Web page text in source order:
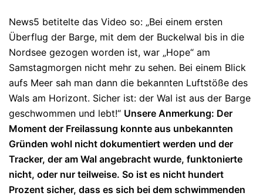
News5 betitelte das Video so: „Bei einem ersten
Überflug der Barge, mit dem der Buckelwal bis in die
Nordsee gezogen worden ist, war „Hope“ am
Samstagmorgen nicht mehr zu sehen. Bei einem Blick
aufs Meer sah man dann die bekannten Luftstöße des
Wals am Horizont. Sicher ist: der Wal ist aus der Barge
geschwommen und lebt!“ Unsere Anmerkung: Der
Moment der Freilassung konnte aus unbekannten
Gründen wohl nicht dokumentiert werden und der
Tracker, der am Wal angebracht wurde, funktonierte
nicht, oder nur teilweise. So ist es nicht hundert
Prozent sicher, dass es sich bei dem schwimmenden